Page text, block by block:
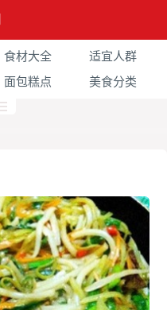
食材大全
适宜人群
面包糕点 美食分类